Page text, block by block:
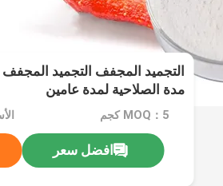
التجميد المجفف التجميد
مدة الصلاحية لمدة عامين
MOQ：5 كجم
افضل سعر